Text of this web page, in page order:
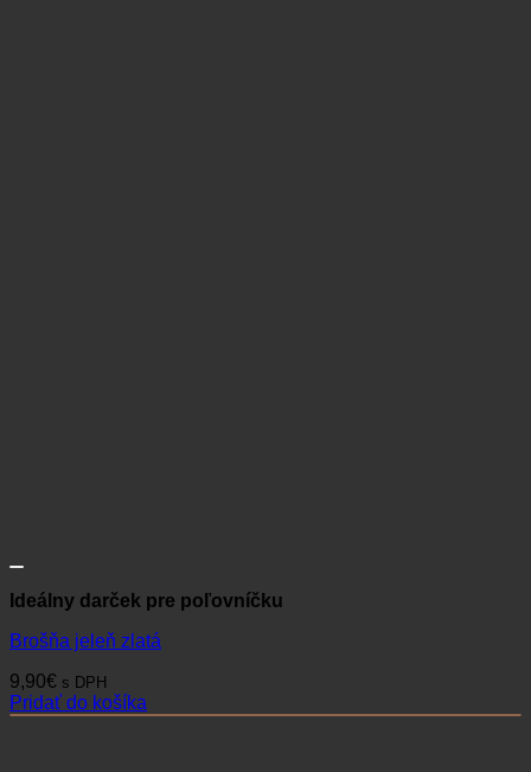
Ideálny darček pre poľovníčku
Brošňa jeleň zlatá
9,90€ s DPH
Pridať do košíka